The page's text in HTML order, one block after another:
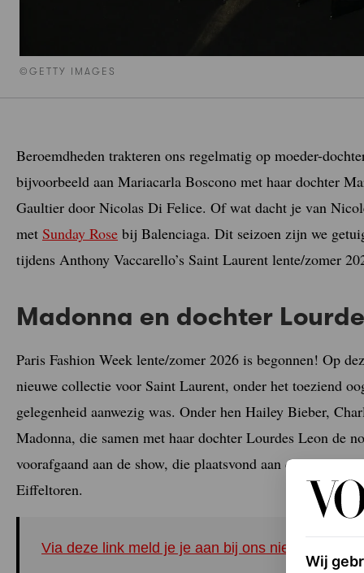
©GETTY IMAGES
Beroemdheden trakteren ons regelmatig op moeder-
bijvoorbeeld aan Mariacarla Boscono met haar dochter
Gaultier door Nicolas Di Felice. Of wat dacht je van
met Sunday Rose bij Balenciaga. Dit seizoen zijn we
tijdens Anthony Vaccarello’s Saint Laurent lente/zomer
Madonna en dochter
Paris Fashion Week lente/zomer 2026 is begonnen! Op
nieuwe collectie voor Saint Laurent, onder het toeziend
gelegenheid aanwezig was. Onder hen Hailey Bieber,
Madonna, die samen met haar dochter Lourdes Leon de
voorafgaand aan de show, die plaatsvond aan de voet
Eiffeltoren.
Via deze link meld je je aan bij ons nieuwe
Wij